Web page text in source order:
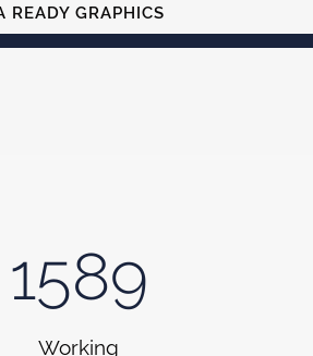
READY GRAPHICS
1589
Working